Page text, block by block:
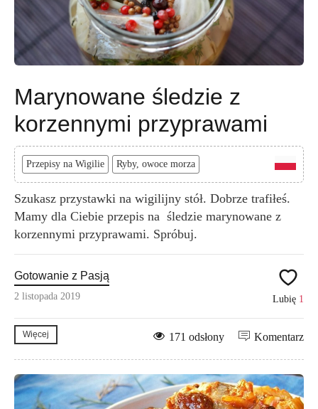
Marynowane śledzie z
korzennymi przyprawami
Przepisy na Wigilie Ryby, owoce morza
Szukasz przystawki na wigilijny stół. Dobrze trafiłeś.
Mamy dla Ciebie przepis na śledzie marynowane z
korzennymi przyprawami. Spróbuj.
Gotowanie z Pasją
2 listopada 2019 Lubię 1
Więcej Komentarz
171 odsłony